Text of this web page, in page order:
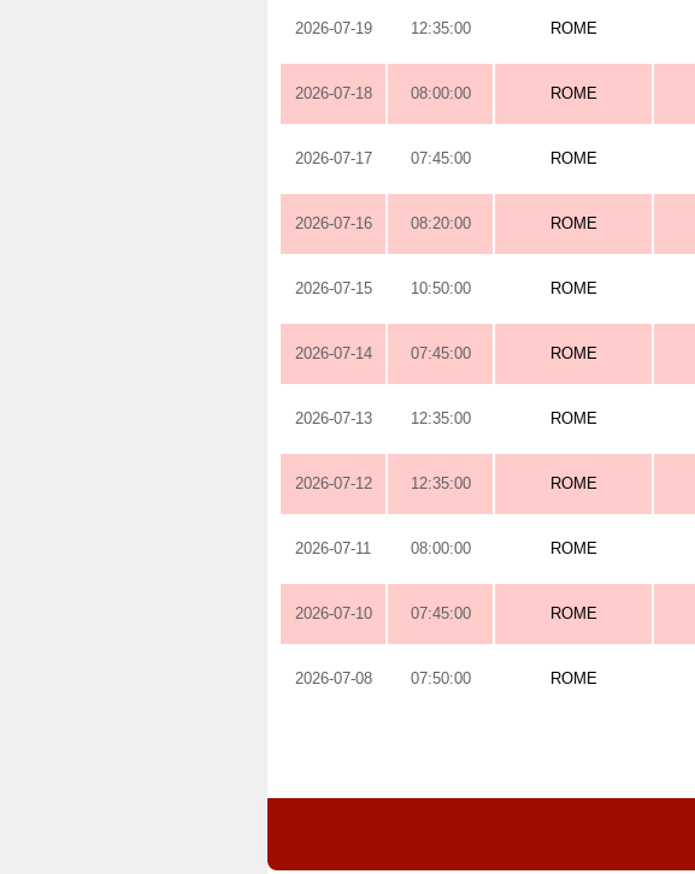
2026-07-19 12:35:00 ROME
2026-07-18 08:00:00 ROME
2026-07-17 07:45:00 ROME
2026-07-16 08:20:00 ROME
2026-07-15 10:50:00 ROME
2026-07-14 07:45:00 ROME
2026-07-13 12:35:00 ROME
2026-07-12 12:35:00 ROME
2026-07-11 08:00:00 ROME
2026-07-10 07:45:00 ROME
2026-07-08 07:50:00 ROME